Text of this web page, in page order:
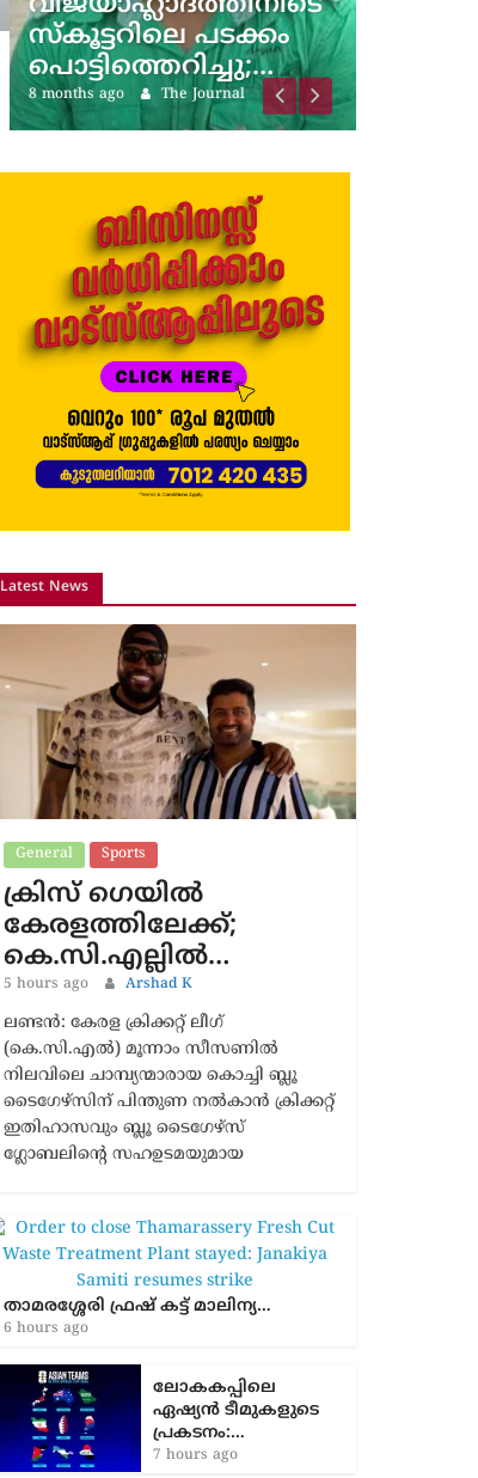
സ്കൂട്ടറിലെ പടക്കം
പൊട്ടിത്തെറിച്ചു;…
8 months ago The Journal
Latest News
General Sports
ക്രിസ് ഗെയിൽ
കേരളത്തിലേക്ക്;
കെ.സി.എല്ലിൽ…
5 hours ago Arshad K
ലണ്ടൻ: കേരള ക്രിക്കറ്റ് ലീഗ്
(കെ.സി.എൽ) മൂന്നാം സീസണിൽ
നിലവിലെ ചാമ്പ്യന്മാരായ കൊച്ചി ബ്ലൂ
ടൈഗേഴ്സിന് പിന്തുണ നൽകാൻ ക്രിക്കറ്റ്
ഇതിഹാസവും ബ്ലൂ ടൈഗേഴ്സ്
ഗ്ലോബലിന്റെ സഹഉടമയുമായ
താമരശ്ശേരി ഫ്രഷ് കട്ട് മാലിന്യ…
6 hours ago
ലോകകപ്പിലെ
ഏഷ്യന്‍ ടീമുകളുടെ
പ്രകടനം:…
7 hours ago